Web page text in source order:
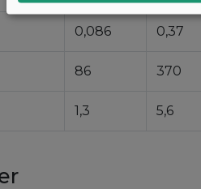
0,086 0,37
86 370
1,3 5,6